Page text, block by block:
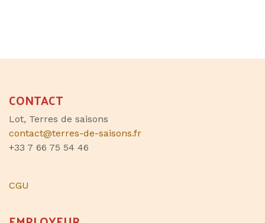
CONTACT
Lot, Terres de saisons
contact@terres-de-saisons.fr
+33 7 66 75 54 46
CGU